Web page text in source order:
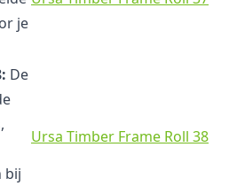
je
De
bij
Ursa Timber Frame Roll 38